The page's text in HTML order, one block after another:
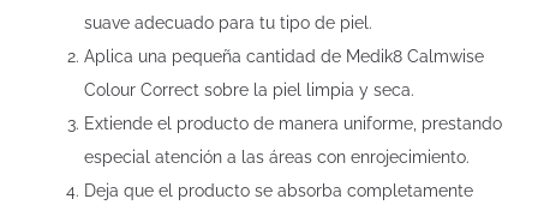
suave adecuado para tu tipo de piel.
Aplica una pequeña cantidad de Medik8 Calmwise
Colour Correct sobre la piel limpia y seca.
Extiende el producto de manera uniforme, prestando
especial atención a las áreas con enrojecimiento.
Deja que el producto se absorba completamente